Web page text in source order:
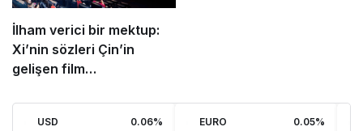
İlham verici bir mektup:
Xi’nin sözleri Çin’in
gelişen film
uyandırdı
USD 0.06% EURO 0.05%